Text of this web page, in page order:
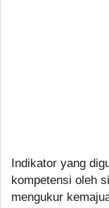
Indikator yang
kompetensi oleh
mengukur